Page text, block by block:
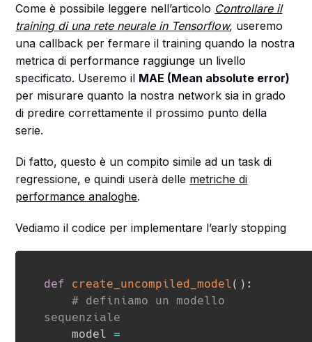
Come è possibile leggere nell’articolo Controllare il
training di una rete neurale in Tensorflow, useremo
una callback per fermare il training quando la nostra
metrica di performance raggiunge un livello
specificato. Useremo il MAE (Mean absolute error)
per misurare quanto la nostra network sia in grado
di predire correttamente il prossimo punto della
serie.
Di fatto, questo è un compito simile ad un task di
regressione, e quindi userà delle metriche di
performance analoghe.
Vediamo il codice per implementare l’early stopping
def create_uncompiled_model( ) :
# definiamo un modello
sequenziale
    model
=